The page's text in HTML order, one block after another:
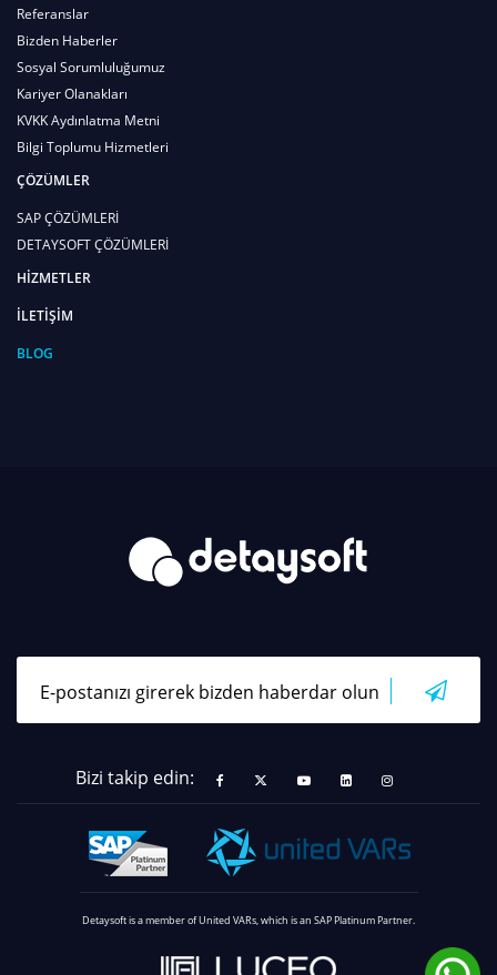
Referanslar
Bizden Haberler
Sosyal Sorumluluğumuz
Kariyer Olanakları
KVKK Aydınlatma Metni
Bilgi Toplumu Hizmetleri
ÇÖZÜMLER
SAP ÇÖZÜMLERİ
DETAYSOFT ÇÖZÜMLERİ
HİZMETLER
İLETİŞİM
BLOG
Bizi takip edin:
Detaysoft is a member of United VARs, which is an SAP Platinum Partner.